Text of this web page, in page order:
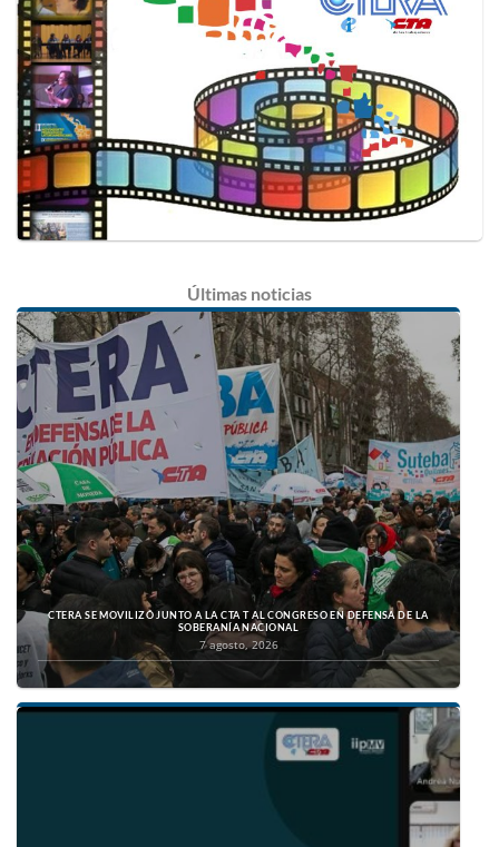
Últimas noticias
CTERA SE MOVILIZÓ JUNTO A LA CTA T AL CONGRESO EN DEFENSA DE LA
SOBERANÍA NACIONAL
7 agosto, 2026